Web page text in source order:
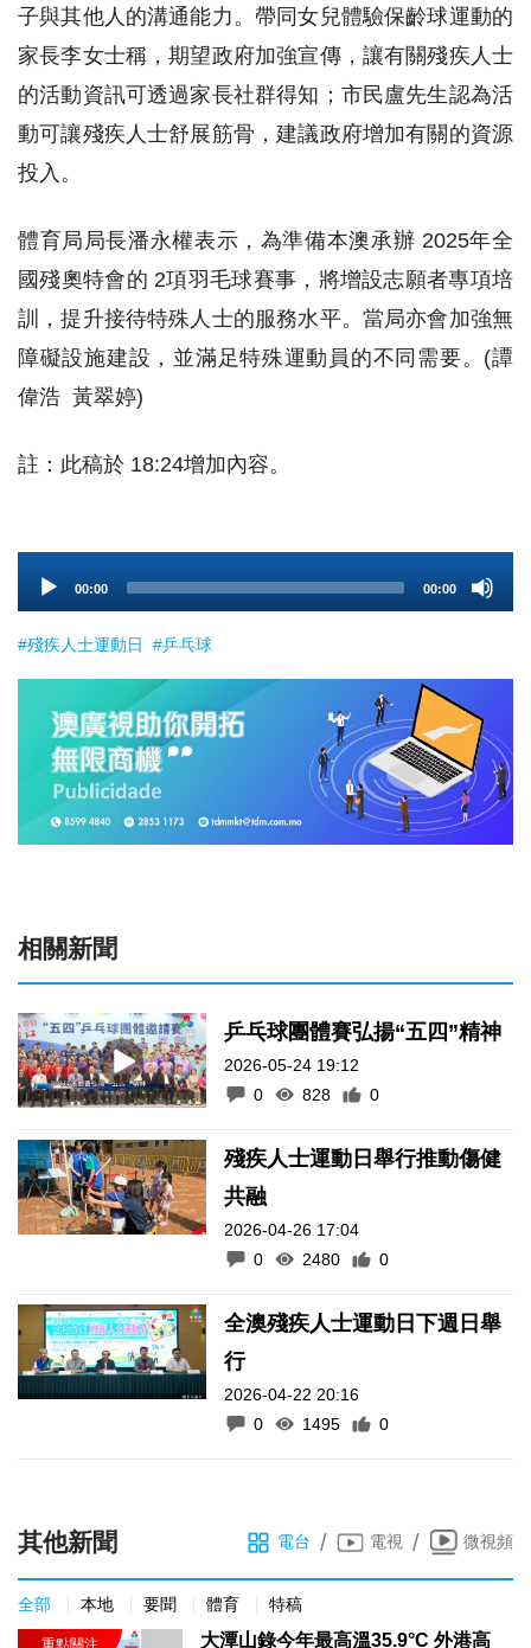
子與其他人的溝通能力。帶同女兒體驗保齡球運動的
家長李女士稱，期望政府加強宣傳，讓有關殘疾人士
的活動資訊可透過家長社群得知；市民盧先生認為活
動可讓殘疾人士舒展筋骨，建議政府增加有關的資源
投入。
體育局局長潘永權表示，為準備本澳承辦 2025年全
國殘奧特會的 2項羽毛球賽事，將增設志願者專項培
訓，提升接待特殊人士的服務水平。當局亦會加強無
障礙設施建設，並滿足特殊運動員的不同需要。(譚
偉浩 黃翠婷)
註：此稿於 18:24增加內容。
Player
00:00 00:00
#殘疾人士運動日 #乒乓球
相關新聞
乒乓球團體賽弘揚“五四”精神
2026-05-24 19:12
0
828 0
殘疾人士運動日舉行推動傷健
共融
2026-04-26 17:04
0
2480 0
全澳殘疾人士運動日下週日舉
行
2026-04-22 20:16
0
1495 0
其他新聞 電台 / 電視 / 微視頻
全部 本地 要聞 體育 特稿
大潭山錄今年最高溫35.9°C 外港高